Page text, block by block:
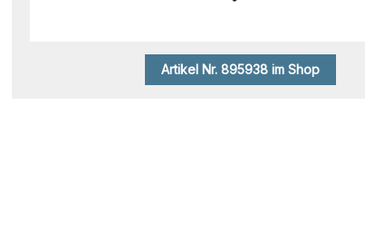
Artikel Nr. 895938 im Shop